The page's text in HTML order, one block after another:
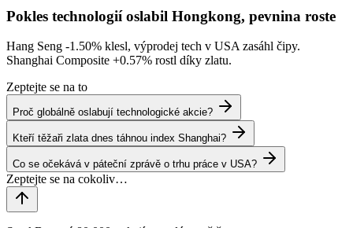
Pokles technologií oslabil Hongkong, pevnina roste
Hang Seng -1.50% klesl, výprodej tech v USA zasáhl čipy.
Shanghai Composite +0.57% rostl díky zlatu.
Zeptejte se na to
Proč globálně oslabují technologické akcie?
Kteří těžaři zlata dnes táhnou index Shanghai?
Co se očekává v páteční zprávě o trhu práce v USA?